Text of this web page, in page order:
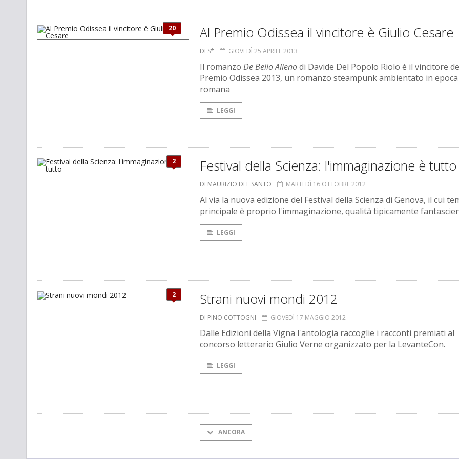
20 Al Premio Odissea il vincitore è Giulio Cesare
DI S* GIOVEDÌ 25 APRILE 2013
Il romanzo De Bello Alienodi Davide Del Popolo Riolo è il vincitore
Premio Odissea 2013, un romanzo steampunk ambientato in epoca
romana
LEGGI
2 Festival della Scienza: l'immaginazione è tutto
DI MAURIZIO DEL SANTO MARTEDÌ 16 OTTOBRE 2012
Al via la nuova edizione del Festival della Scienza di Genova, il cui
principale è proprio l'immaginazione, qualità tipicamente
LEGGI
2 Strani nuovi mondi 2012
DI PINO COTTOGNI GIOVEDÌ 17 MAGGIO 2012
Dalle Edizioni della Vigna l'antologia raccoglie i racconti premiati al
concorso letterario Giulio Verne organizzato per la LevanteCon.
LEGGI
ANCORA